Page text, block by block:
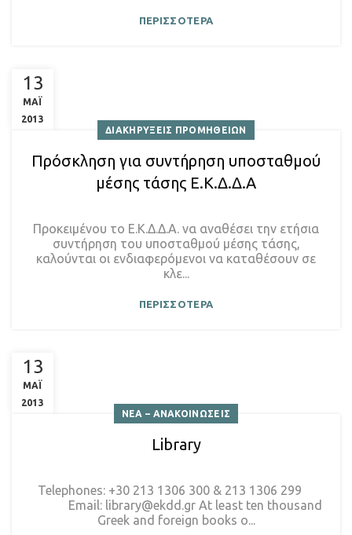
ΠΕΡΙΣΣΟΤΕΡΑ
13
ΜΑΪ
2013
ΔΙΑΚΗΡΥΞΕΙΣ ΠΡΟΜΗΘΕΙΩΝ
Πρόσκληση για συντήρηση υποσταθμού
μέσης τάσης Ε.Κ.Δ.Δ.Α
Προκειμένου το Ε.Κ.Δ.Δ.Α. να αναθέσει την ετήσια
συντήρηση του υποσταθμού μέσης τάσης,
καλούνται οι ενδιαφερόμενοι να καταθέσουν σε
κλε...
ΠΕΡΙΣΣΟΤΕΡΑ
13
ΜΑΪ
2013
ΝΕΑ – ΑΝΑΚΟΙΝΩΣΕΙΣ
Library
Telephones: +30 213 1306 300 & 213 1306 299
Email: library@ekdd.gr At least ten thousand
Greek and foreign books o...